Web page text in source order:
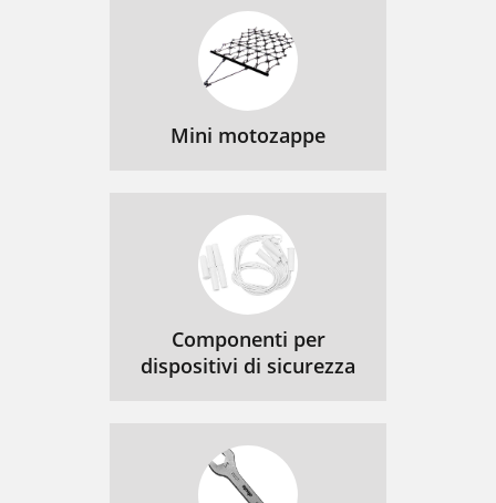
Mini motozappe
Componenti per
dispositivi di sicurezza